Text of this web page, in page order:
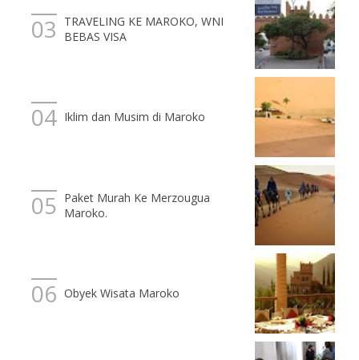
TRAVELING KE MAROKO, WNI
BEBAS VISA
Iklim dan Musim di Maroko
Paket Murah Ke Merzougua
Maroko.
Obyek Wisata Maroko